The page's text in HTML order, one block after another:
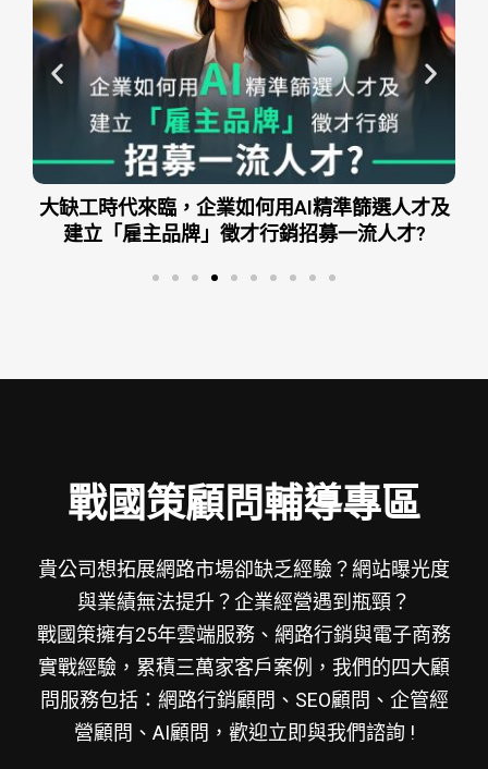
AI企業時代：用AI加速企業績效、精準控制成本
戰國策顧問輔導專區
貴公司想拓展網路市場卻缺乏經驗？網站曝光度
與業績無法提升？企業經營遇到瓶頸？
戰國策擁有25年雲端服務、網路行銷與電子商務
實戰經驗，累積三萬家客戶案例，我們的四大顧
問服務包括：網路行銷顧問、SEO顧問、企管經
營顧問、AI顧問，歡迎立即與我們諮詢 !